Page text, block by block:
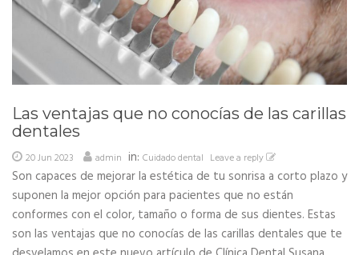
Las ventajas que no conocías de las carillas
dentales
20 Jun 2023 admin in: Cuidado dental Leave a reply
Son capaces de mejorar la estética de tu sonrisa a corto plazo y
suponen la mejor opción para pacientes que no están
conformes con el color, tamaño o forma de sus dientes. Estas
son las ventajas que no conocías de las carillas dentales que te